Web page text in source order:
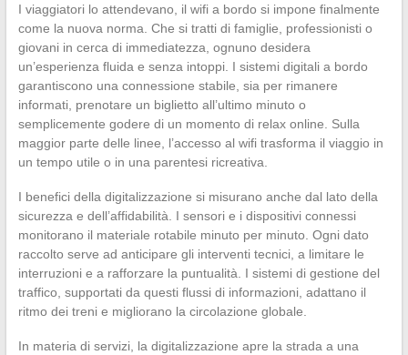
I viaggiatori lo attendevano, il wifi a bordo si impone finalmente
come la nuova norma. Che si tratti di famiglie, professionisti o
giovani in cerca di immediatezza, ognuno desidera
un’esperienza fluida e senza intoppi. I sistemi digitali a bordo
garantiscono una connessione stabile, sia per rimanere
informati, prenotare un biglietto all’ultimo minuto o
semplicemente godere di un momento di relax online. Sulla
maggior parte delle linee, l’accesso al wifi trasforma il viaggio in
un tempo utile o in una parentesi ricreativa.
I benefici della digitalizzazione si misurano anche dal lato della
sicurezza e dell’affidabilità. I sensori e i dispositivi connessi
monitorano il materiale rotabile minuto per minuto. Ogni dato
raccolto serve ad anticipare gli interventi tecnici, a limitare le
interruzioni e a rafforzare la puntualità. I sistemi di gestione del
traffico, supportati da questi flussi di informazioni, adattano il
ritmo dei treni e migliorano la circolazione globale.
In materia di servizi, la digitalizzazione apre la strada a una